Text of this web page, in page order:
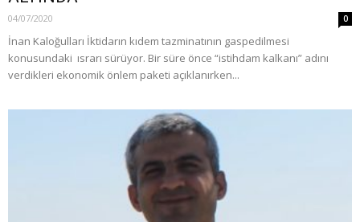
04/07/2020 0
İnan Kaloğulları İktidarın kıdem tazminatının gaspedilmesi
konusundaki ısrarı sürüyor. Bir süre önce “istihdam kalkanı” adını
verdikleri ekonomik önlem paketi açıklanırken...